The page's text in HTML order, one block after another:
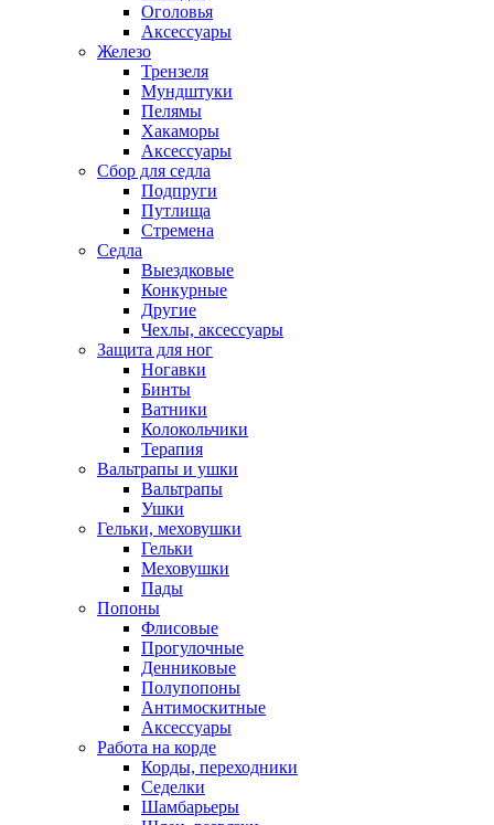
Оголовья
Аксессуары
Железо
Трензеля
Мундштуки
Пелямы
Хакаморы
Аксессуары
Сбор для седла
Подпруги
Путлища
Стремена
Седла
Выездковые
Конкурные
Другие
Чехлы, аксессуары
Защита для ног
Ногавки
Бинты
Ватники
Колокольчики
Терапия
Вальтрапы и ушки
Вальтрапы
Ушки
Гельки, меховушки
Гельки
Меховушки
Пады
Попоны
Флисовые
Прогулочные
Денниковые
Полупопоны
Антимоскитные
Аксессуары
Работа на корде
Корды, переходники
Седелки
Шамбарьеры